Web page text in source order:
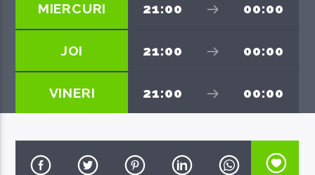
EcoFM Chisinau
MIERCURI 21:00 00:00
JOI 21:00 00:00
VINERI 21:00 00:00